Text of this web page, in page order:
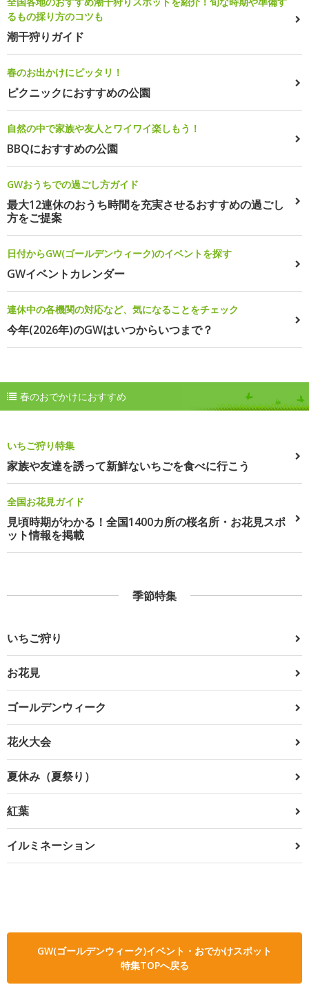
るもの採り方のコツも
潮干狩りガイド
春のお出かけにピッタリ！
ピクニックにおすすめの公園
自然の中で家族や友人とワイワイ楽しもう！
BBQにおすすめの公園
GWおうちでの過ごし方ガイド
最大12連休のおうち時間を充実させるおすすめの過ごし
方をご提案
日付からGW(ゴールデンウィーク)のイベントを探す
GWイベントカレンダー
連休中の各機関の対応など、気になることをチェック
今年(2026年)のGWはいつからいつまで？
春のおでかけにおすすめ
いちご狩り特集
家族や友達を誘って新鮮ないちごを食べに行こう
全国お花見ガイド
見頃時期がわかる！全国1400カ所の桜名所・お花見スポ
ット情報を掲載
季節特集
いちご狩り
お花見
ゴールデンウィーク
花火大会
夏休み（夏祭り）
紅葉
イルミネーション
GW(ゴールデンウィーク)イベント・おでかけスポット
特集TOPへ戻る